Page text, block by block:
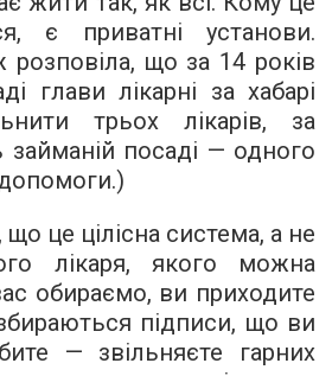
є приватні установи.
розповіла, що за 14 років
глави лікарні за хабарі
трьох лікарів, за
займаній посаді — одного
це цілісна система, а не
лікаря, якого можна
обираємо, ви приходите
підписи, що ви
— звільняєте гарних